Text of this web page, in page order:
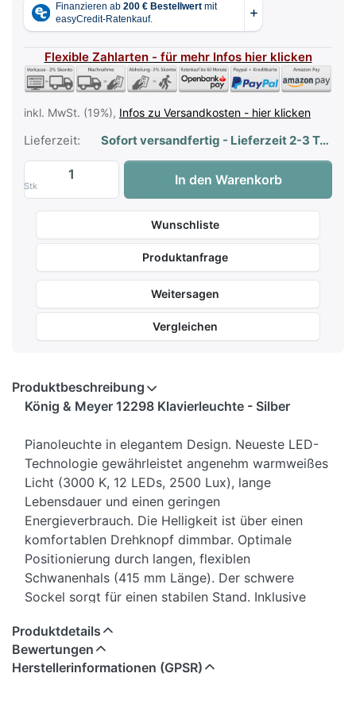
Flexible Zahlarten - für mehr Infos hier klicken
inkl. MwSt. (19%), Infos zu Versandkosten - hier klicken
Lieferzeit: Sofort versandfertig - Lieferzeit 2-3 Tage
Stk
König & Meyer 12298 Klavierleuchte -
In den Warenkorb
Wunschliste
Produktanfrage
Weitersagen
Vergleichen
Produktbeschreibung
König & Meyer 12298 Klavierleuchte - Silber
Pianoleuchte in elegantem Design. Neueste LED-
Technologie gewährleistet angenehm warmweißes
Licht (3000 K, 12 LEDs, 2500 Lux), lange
Lebensdauer und einen geringen
Energieverbrauch. Die Helligkeit ist über einen
komfortablen Drehknopf dimmbar. Optimale
Positionierung durch langen, flexiblen
Schwanenhals (415 mm Länge). Der schwere
Sockel sorgt für einen stabilen Stand. Inklusive
Die Details:
Klavierleuchte Silber
Produktdetails
Bewertungen
Herstellerinformationen (GPSR)